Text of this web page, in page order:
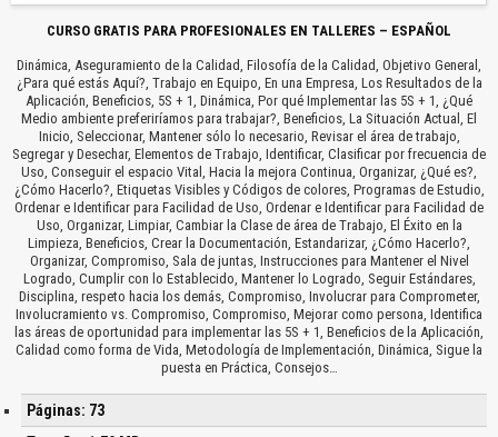
CURSO GRATIS PARA PROFESIONALES EN TALLERES – ESPAÑOL
Dinámica, Aseguramiento de la Calidad, Filosofía de la Calidad, Objetivo General,
¿Para qué estás Aquí?, Trabajo en Equipo, En una Empresa, Los Resultados de la
Aplicación, Beneficios, 5S + 1, Dinámica, Por qué Implementar las 5S + 1, ¿Qué
Medio ambiente preferiríamos para trabajar?, Beneficios, La Situación Actual, El
Inicio, Seleccionar, Mantener sólo lo necesario, Revisar el área de trabajo,
Segregar y Desechar, Elementos de Trabajo, Identificar, Clasificar por frecuencia de
Uso, Conseguir el espacio Vital, Hacia la mejora Continua, Organizar, ¿Qué es?,
¿Cómo Hacerlo?, Etiquetas Visibles y Códigos de colores, Programas de Estudio,
Ordenar e Identificar para Facilidad de Uso, Ordenar e Identificar para Facilidad de
Uso, Organizar, Limpiar, Cambiar la Clase de área de Trabajo, El Éxito en la
Limpieza, Beneficios, Crear la Documentación, Estandarizar, ¿Cómo Hacerlo?,
Organizar, Compromiso, Sala de juntas, Instrucciones para Mantener el Nivel
Logrado, Cumplir con lo Establecido, Mantener lo Logrado, Seguir Estándares,
Disciplina, respeto hacia los demás, Compromiso, Involucrar para Comprometer,
Involucramiento vs. Compromiso, Compromiso, Mejorar como persona, Identifica
las áreas de oportunidad para implementar las 5S + 1, Beneficios de la Aplicación,
Calidad como forma de Vida, Metodología de Implementación, Dinámica, Sigue la
puesta en Práctica, Consejos…
Páginas: 73